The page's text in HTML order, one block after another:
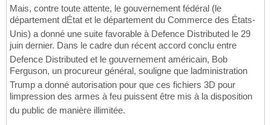
Mais, contre toute attente, le gouvernement fédéral (le
département dÉtat et le département du Commerce des États-
Unis) a donné une suite favorable à Defence Distributed le 29
juin dernier. Dans le cadre dun récent accord conclu entre
Defence Distributed et le gouvernement américain, Bob
Ferguson, un procureur général, souligne que ladministration
Trump a donné autorisation pour que ces fichiers 3D pour
limpression des armes à feu puissent être mis à la disposition
du public de manière illimitée.